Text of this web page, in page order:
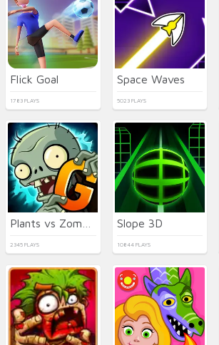
Flick Goal
1783 PLAYS
Space Waves
5023 PLAYS
2345 PLAYS
Slope 3D
10844 PLAYS